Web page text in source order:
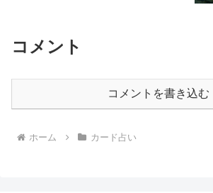
コメント
コメントを書き込む
ホーム カード占い